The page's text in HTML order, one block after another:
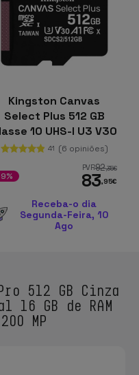
Kingston Canvas
Select Plus 512 GB
10 UHS-I U3 V30
Preto
41 (6 opiniões)
PVR92,35€
83,95€
Receba-o dia
Segunda-Feira, 10
Ago
512 GB Cinza
GB de RAM
MP